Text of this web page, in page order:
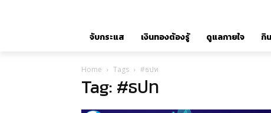
จับกระแส เงินทองต้องรู้ ดูแลกายใจ กิ
Home Tags #ธปท
Tag: #ธปท